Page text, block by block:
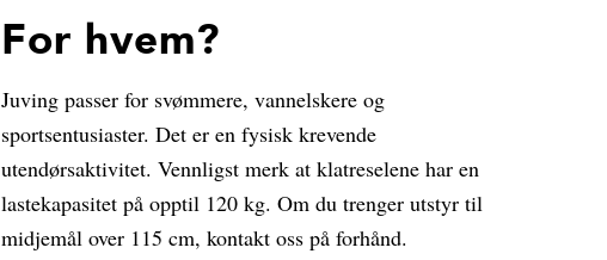
For hvem?
Juving passer for svømmere, vannelskere og
sportsentusiaster. Det er en fysisk krevende
utendørsaktivitet. Vennligst merk at klatreselene har en
lastekapasitet på opptil 120 kg. Om du trenger utstyr til
midjemål over 115 cm, kontakt oss på forhånd.